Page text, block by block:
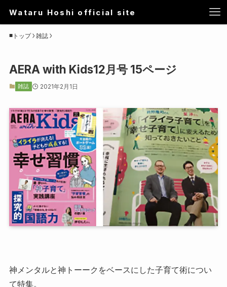
Wataru Hoshi official site
トップ 雑誌
AERA with Kids12月号 15ページ
雑誌 2021年2月1日
神メンタルと神トーークをベースにした子育て術につい
て特集。